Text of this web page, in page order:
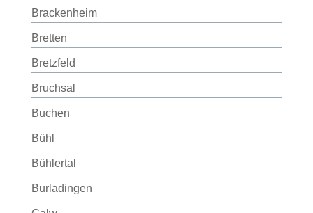
Brackenheim
Bretten
Bretzfeld
Bruchsal
Buchen
Bühl
Bühlertal
Burladingen